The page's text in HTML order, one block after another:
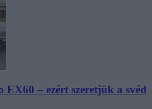
EX60 – ezért szeretjük a svéd